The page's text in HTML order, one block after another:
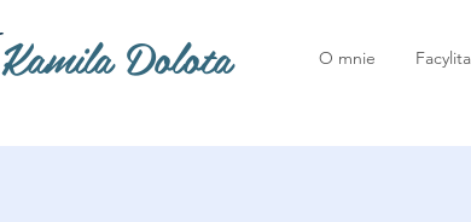
Kamila Dolota O mnie